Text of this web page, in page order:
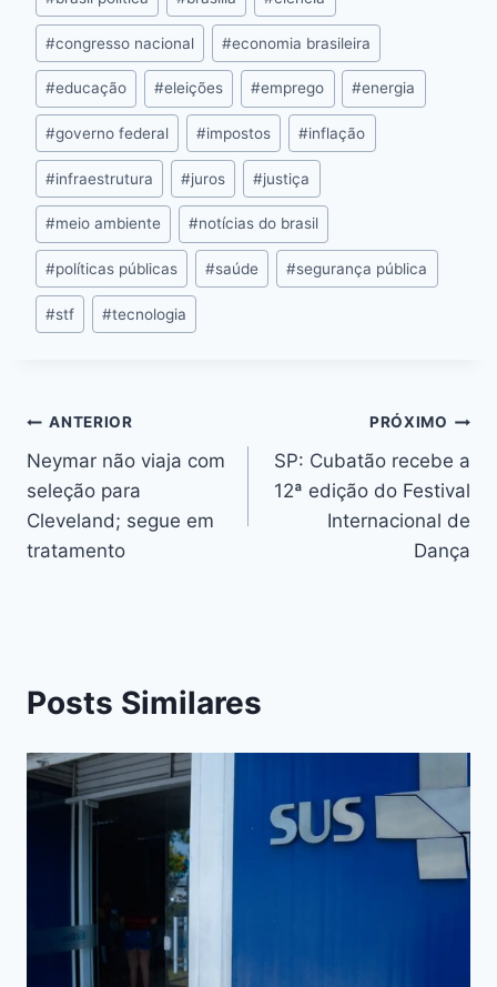
o
k
g
er
p
n
k
#congresso nacional #economia brasileira
#educação #eleições #emprego #energia
#governo federal #impostos #inflação
#infraestrutura #juros #justiça
#meio ambiente #notícias do brasil
#políticas públicas #saúde #segurança pública
#stf #tecnologia
ANTERIOR
Neymar não viaja com
seleção para
Cleveland; segue em
tratamento
PRÓXIMO
SP: Cubatão recebe a
12ª edição do Festival
Internacional de
Dança
Posts Similares